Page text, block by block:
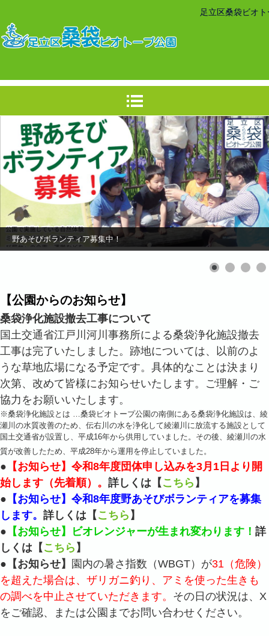
足立区桑袋ビオ
野あそびボランティア募集中！
【公園からのお知らせ】
桑袋浄化施設撤去工事について
国土交通省江戸川河川事務所による桑袋浄化施設撤去
工事は完了いたしました。跡地については、以前のよ
うな草地広場になる予定です。具体的なことは決まり
次第、改めて皆様にお知らせいたします。ご理解・ご
協力をお願いいたします。
※桑袋浄化施設とは …桑袋ビオトープ公園の南側にある桑袋浄化施設は、綾
瀬川の水質改善のため、伝右川の水を浄化して綾瀬川に放流する施設として
国土交通省が設置し、平成16年から供用していました。その後、綾瀬川の水
質が改善したため、平成28年から運用を停止していました。
● 【お知らせ】令和8年度団体申し込みを3月1日より開
始します（先着順）。 詳しくは【 こちら 】
● 【お知らせ】令和8年度野あそびボランティアを募集
します。 詳しくは【 こちら 】
● 【お知らせ】ビオレンジャーが生まれ変わります！ 詳
しくは【 こちら 】
● 【お知らせ】 園内の暑さ指数（WBGT）が31（危険）
を超えた場合は、ザリガニ釣り、アミを使った生きも
の調べを中止させていただきます。 その日の状況は、X
をご確認、または公園までお問い合わせください。